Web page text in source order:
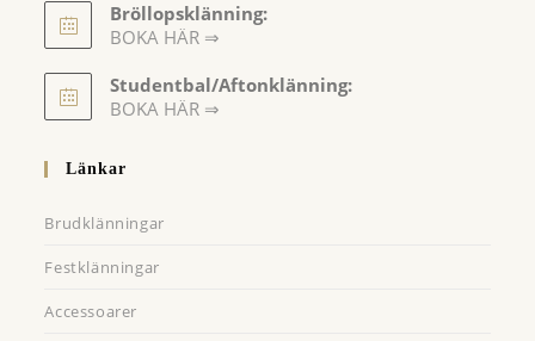
Bröllopsklänning:
BOKA HÄR ⇒
in
a
tab
Studentbal/Aftonklänning:
BOKA HÄR ⇒
Länkar
Brudklänningar
Festklänningar
Accessoarer